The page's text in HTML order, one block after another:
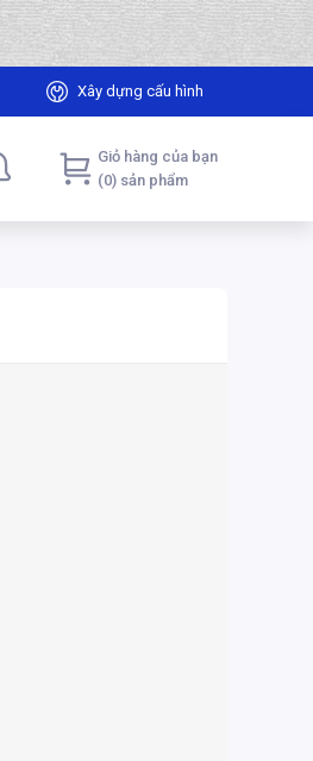
Xây dựng cấu hình
Giỏ hàng của bạn
(0) sản phẩm